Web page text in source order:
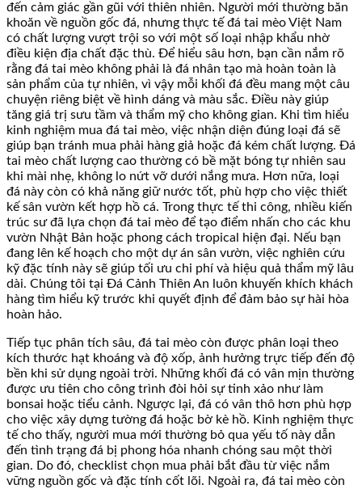
đến cảm giác gần gũi với thiên nhiên. Người mới thường băn
khoăn về nguồn gốc đá, nhưng thực tế đá tai mèo Việt Nam
có chất lượng vượt trội so với một số loại nhập khẩu nhờ
điều kiện địa chất đặc thù. Để hiểu sâu hơn, bạn cần nắm rõ
rằng đá tai mèo không phải là đá nhân tạo mà hoàn toàn là
sản phẩm của tự nhiên, vì vậy mỗi khối đá đều mang một câu
chuyện riêng biệt về hình dáng và màu sắc. Điều này giúp
tăng giá trị sưu tầm và thẩm mỹ cho không gian. Khi tìm hiểu
kinh nghiệm mua đá tai mèo, việc nhận diện đúng loại đá sẽ
giúp bạn tránh mua phải hàng giả hoặc đá kém chất lượng. Đá
tai mèo chất lượng cao thường có bề mặt bóng tự nhiên sau
khi mài nhẹ, không lo nứt vỡ dưới nắng mưa. Hơn nữa, loại
đá này còn có khả năng giữ nước tốt, phù hợp cho việc thiết
kế sân vườn kết hợp hồ cá. Trong thực tế thi công, nhiều kiến
trúc sư đã lựa chọn đá tai mèo để tạo điểm nhấn cho các khu
vườn Nhật Bản hoặc phong cách tropical hiện đại. Nếu bạn
đang lên kế hoạch cho một dự án sân vườn, việc nghiên cứu
kỹ đặc tính này sẽ giúp tối ưu chi phí và hiệu quả thẩm mỹ lâu
dài. Chúng tôi tại Đá Cảnh Thiên An luôn khuyến khích khách
hàng tìm hiểu kỹ trước khi quyết định để đảm bảo sự hài hòa
hoàn hảo.
Tiếp tục phân tích sâu, đá tai mèo còn được phân loại theo
kích thước hạt khoáng và độ xốp, ảnh hưởng trực tiếp đến độ
bền khi sử dụng ngoài trời. Những khối đá có vân mịn thường
được ưu tiên cho công trình đòi hỏi sự tinh xảo như làm
bonsai hoặc tiểu cảnh. Ngược lại, đá có vân thô hơn phù hợp
cho việc xây dựng tường đá hoặc bờ kè hồ. Kinh nghiệm thực
tế cho thấy, người mua mới thường bỏ qua yếu tố này dẫn
đến tình trạng đá bị phong hóa nhanh chóng sau một thời
gian. Do đó, checklist chọn mua phải bắt đầu từ việc nắm
vững nguồn gốc và đặc tính cốt lõi. Ngoài ra, đá tai mèo còn